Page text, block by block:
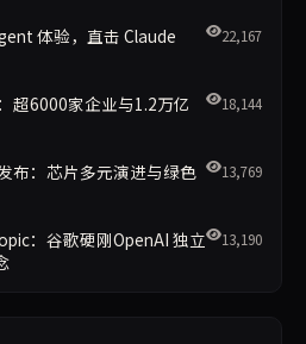
体验，直击 Claude
22,167
超6000家企业与1.2万亿
18,144
布：芯片多元演进与绿色
13,769
：谷歌硬刚OpenAI 独立
13,190